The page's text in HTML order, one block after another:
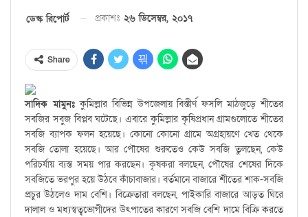
ডেস্ক রিপোর্ট প্রকাশঃ ২৬ ডিসেম্বর, ২০১৭
Share
সাদিক মামুনঃকুমিল্লার বিভিন্ন উপজেলায় বিস্তীর্ণ ফসলি মাঠজুড়ে শীতের
সবজির সবুজ বিপ্লব ঘটেছে। এবারে কুমিল্লার কৃষিপ্রধান গ্রামগুলোতে শীতের
সবজি ব্যাপক ফলন হয়েছে। কোনো কোনো গ্রামে অগ্রহায়ণে খেত থেকে
সবজি তোলা হয়েছে। আর পৌষের শুরুতেও কেউ সবজি তুলছেন, কেউ
পরিচর্যায় ব্যস্ত সময় পার করছেন। কৃষকরা বলছেন, পৌষের শেষের দিকে
সবজিতে ভরপুর হয়ে উঠবে কাঁচাবাজার। বর্তমানে বাজারে শীতের শাক-সবজি
প্রচুর উঠলেও দাম বেশি। বিক্রেতারা বলছেন, পাইকারি বাজারে আড়ত ঘিরে
দালাল ও মধ্যস্বত্বভোগীদের উৎপাতের কারণে সবজি বেশি দামে বিক্রি করতে